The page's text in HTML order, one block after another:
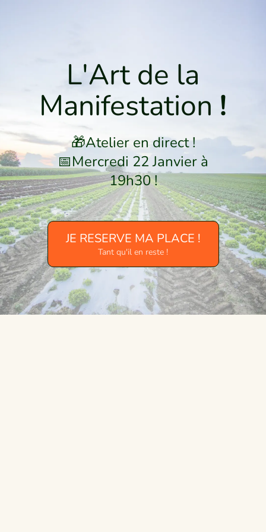
L'Art de la
Manifestation !
🎁Atelier en direct !
📅Mercredi 22 Janvier à
19h30 !
JE RESERVE MA PLACE !
Tant qu'il en reste !